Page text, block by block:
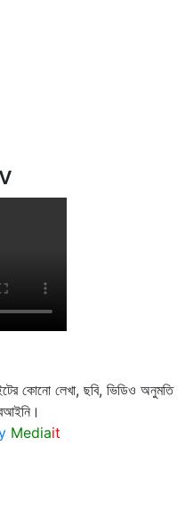
কোনো লেখা, ছবি, ভিডিও অনুমতি
Mediait